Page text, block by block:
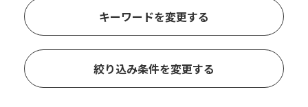
キーワードを変更する
絞り込み条件を変更する